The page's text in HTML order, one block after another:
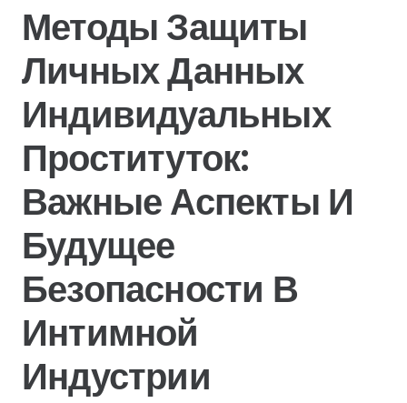
Методы Защиты
Личных Данных
Индивидуальных
Проституток:
Важные Аспекты И
Будущее
Безопасности В
Интимной
Индустрии